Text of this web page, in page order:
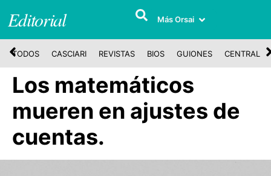
Editorial Más Orsai
TODOS CASCIARI REVISTAS BIOS GUIONES CENTRAL
Los matemáticos
mueren en ajustes de
cuentas.